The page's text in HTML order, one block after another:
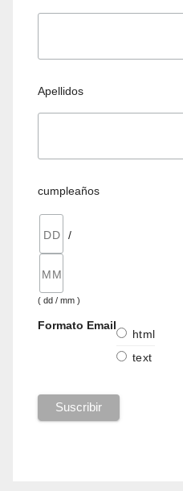
Apellidos
cumpleaños
/
( dd / mm )
Formato Email
html
text